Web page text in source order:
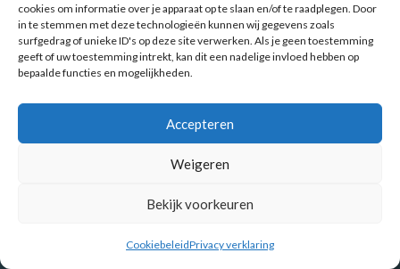
cookies om informatie over je apparaat op te slaan en/of te raadplegen. Door
in te stemmen met deze technologieën kunnen wij gegevens zoals
surfgedrag of unieke ID's op deze site verwerken. Als je geen toestemming
geeft of uw toestemming intrekt, kan dit een nadelige invloed hebben op
bepaalde functies en mogelijkheden.
Accepteren
Weigeren
Bekijk voorkeuren
CookiebeleidPrivacy verklaring